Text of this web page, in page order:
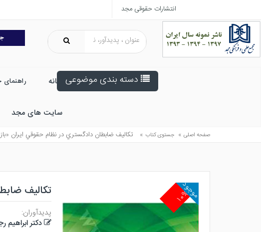
انتشارات حقوقی مجد
دسته بندی موضوعی خانه راهنمای
سایت های مجد
صفحه اصلی » جستوی کتاب » تكاليف ضابطان دادگستري در نظام حقوقي ايران «باز
۱۰%
موجود تکالیف
پدیدآوران:
دکتر ابراهیم